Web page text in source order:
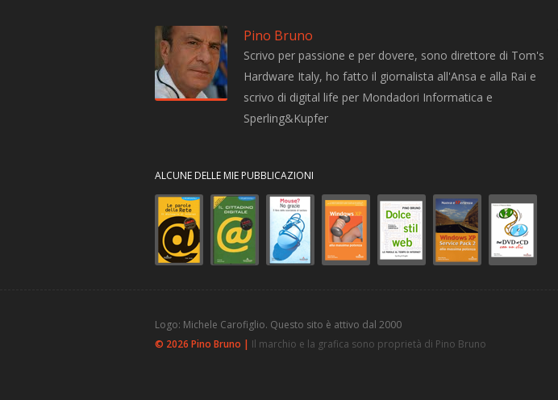
Pino Bruno
Scrivo per passione e per dovere, sono direttore di Tom's
Hardware Italy, ho fatto il giornalista all'Ansa e alla Rai e
scrivo di digital life per Mondadori Informatica e
Sperling&Kupfer
ALCUNE DELLE MIE PUBBLICAZIONI
Logo: Michele Carofiglio. Questo sito è attivo dal 2000
© 2026 Pino Bruno | Il marchio e la grafica sono proprietà di Pino Bruno